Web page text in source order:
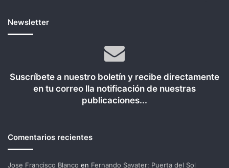
Newsletter
Suscríbete a nuestro boletín y recibe directamente
en tu correo lla notificación de nuestras
publicaciones...
Comentarios recientes
Jose Francisco Blanco en Fernando Savater: Puerta del Sol